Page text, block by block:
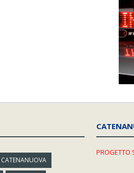
CATENANUOVA
PROGETTO